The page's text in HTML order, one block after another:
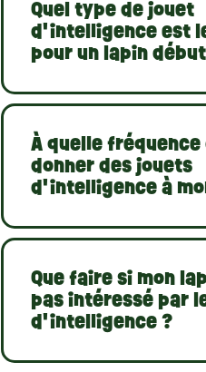
Quel type de jouet
d'intelligence est
pour un lapin
À quelle
donner des jouets
d'intelligence à
Que faire si mon
pas intéressé par
d'intelligence ?